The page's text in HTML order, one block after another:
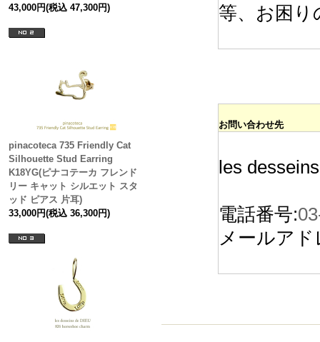
43,000円(税込 47,300円)
pinacoteca 735 Friendly Cat
Silhouette Stud Earring
K18YG(ピナコテーカ フレンド
リー キャット シルエット スタ
ッド ピアス 片耳)
33,000円(税込 36,300円)
等、お困り
お問い合わせ先
les
電話番号:
メールア